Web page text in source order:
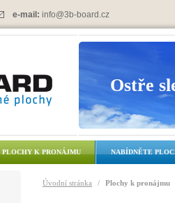
e-mail: info@3b-board.cz
Ostře
PLOCHY K PRONÁJMU NABÍDNĚTE
Úvodní stránka / Plochy k pronájmu